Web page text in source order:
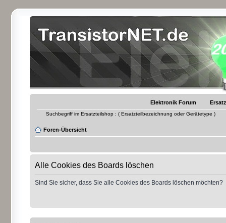
Elektronik Forum
Suchbegriff im Ersatzteilshop : ( Ersatzteilbezeichnung oder Gerätetype )
Foren-Übersicht
Alle Cookies des Boards löschen
Sind Sie sicher, dass Sie alle Cookies des Boards löschen möchten?